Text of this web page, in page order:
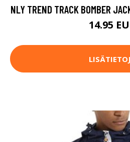
NLY TREND TRACK BOMBER
14.95